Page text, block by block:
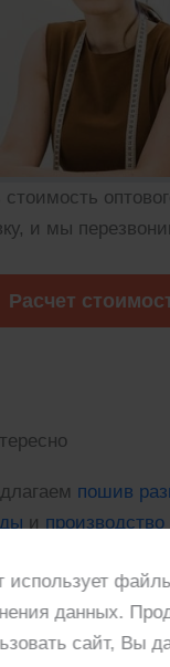
и мы
Расчет
пошив
и
с
использует
данных.
сайт, Вы